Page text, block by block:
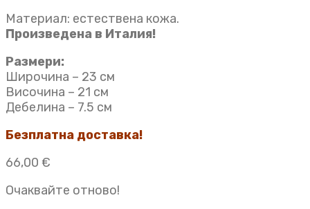
Материал: естествена кожа.
Произведена в Италия!
Размери:
Широчина – 23 см
Височина – 21 см
Дебелина – 7.5 см
Безплатна доставка!
66,00 €
Очаквайте отново!